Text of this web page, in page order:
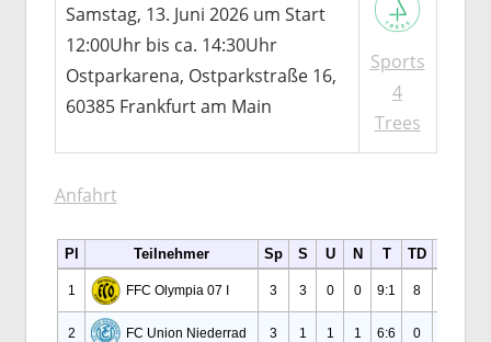
Samstag, 13. Juni 2026 um Start
12:00Uhr bis ca. 14:30Uhr
Ostparkarena, Ostparkstraße 16,
60385 Frankfurt am Main
Sports
4
Trees
Anfahrt